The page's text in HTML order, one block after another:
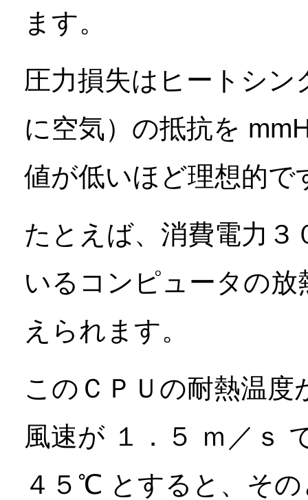
ます。
圧力損失はヒートシ
に空気）の抵抗を
値が低いほど理想的で
たとえば、消費電力３
いるコンピュータの
えられます。
このＣＰＵの耐熱温
風速が １．５ ｍ／ｓ
４５℃ とすると、そ